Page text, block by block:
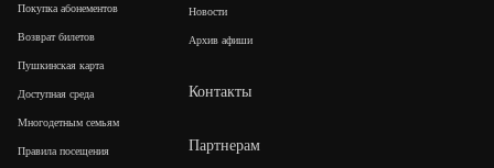
Покупка абонементов
Возврат билетов
Пушкинская карта
Доступная среда
Многодетным семьям
Правила посещения
Новости
Архив афиши
Контакты
Партнерам